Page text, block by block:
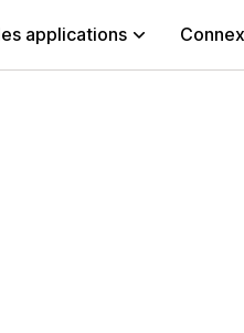
applications